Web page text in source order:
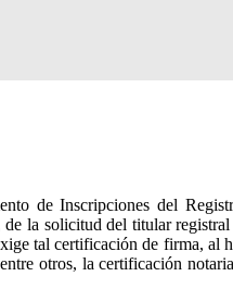
de Inscripciones del
la solicitud del titular
tal certificación de firma,
otros, la certificación